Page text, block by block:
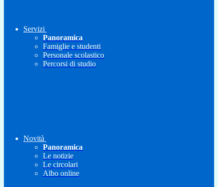
Servizi
Panoramica
Famiglie e studenti
Personale scolastico
Percorsi di studio
Novità
Panoramica
Le notizie
Le circolari
Albo online